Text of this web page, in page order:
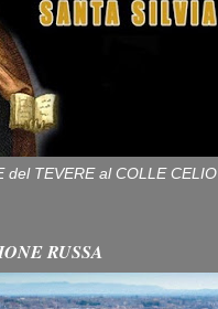
del TEVERE al COLLE CELIO
RUSSA